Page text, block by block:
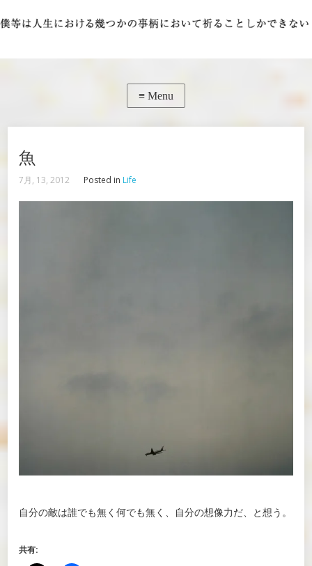
魚
7月, 13, 2012 Posted in Life
自分の敵は誰でも無く何でも無く、自分の想像力だ、と想う。
共有: